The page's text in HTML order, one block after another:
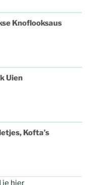
Knoflooksaus
Uien
Kofta’s
je hier